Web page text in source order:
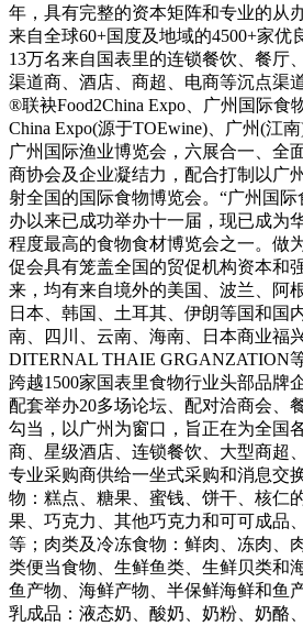
年，具有完整的资本矩阵和专业的从
来自全球60+国度及地域的4500+家优
13万名来自国表里的连锁餐饮、餐厅
渠道商、酒店、商超、电商等沉点渠
®联袂Food2China Expo、广州国际食
China Expo(源于TOEwine)、广州(江
广州国际渔业博览会，六展合一、全
商协会及企业凝结力，配合打制以广
射全国的国际食物博览会。“广州国际
办以来已成功举办十一届，现已成为
程度最高的食物食材博览会之一。做
促会具有笼盖全国的贸促机构资本和
来，均有来自境外的美国、波兰、阿
日本、韩国、土耳其、伊朗等国和国
南、四川、云南、海南、日本商业福
DITERNAL THAIE GRGANZATION
跨越1500家国表里食物行业头部品牌
配套举办20多场论坛、配对洽商会、
勾当，以广州为窗口，旨正在为全国
商、星级酒店、连锁餐饮、大型商超
专业采购商供给一坐式采购和消息交
物：糕点、糖果、蜜钱、饼干、核仁
果、巧克力、其他巧克力和可可成品
等；肉类及冷冻食物：鲜肉、冻肉、
类便当食物、生鲜鱼类、生鲜贝类和
鱼产物、海鲜产物、半保鲜海鲜和鱼
乳成品：液态奶、酸奶、奶粉、奶酪